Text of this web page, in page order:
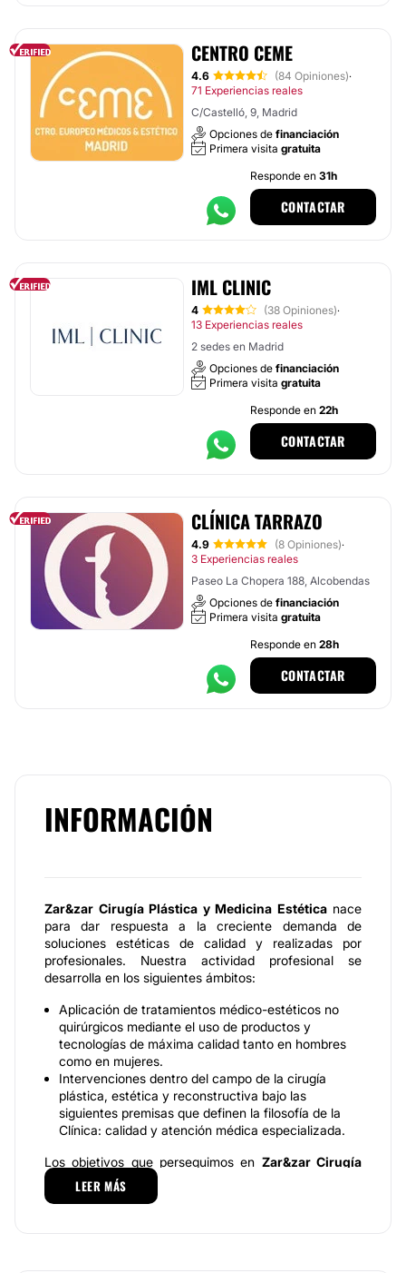
CENTRO CEME
4.6 (84 Opiniones)·
71 Experiencias reales
C/Castelló, 9, Madrid
Opciones de financiación
Primera visita gratuita
Responde en 31h
CONTACTAR
IML CLINIC
4 (38 Opiniones)·
13 Experiencias reales
2 sedes en Madrid
Opciones de financiación
Primera visita gratuita
Responde en 22h
CONTACTAR
CLÍNICA TARRAZO
4.9 (8 Opiniones)·
3 Experiencias reales
Paseo La Chopera 188, Alcobendas
Opciones de financiación
Primera visita gratuita
Responde en 28h
CONTACTAR
INFORMACIÓN
Zar&zar Cirugía Plástica y Medicina Estéticanace
para dar respuesta a la creciente demanda de
soluciones estéticas de calidad y realizadas por
profesionales. Nuestra actividad profesional se
desarrolla en los siguientes ámbitos:
Aplicación de tratamientos médico-estéticos no
quirúrgicos mediante el uso de productos y
tecnologías de máxima calidad tanto en hombres
como en mujeres.
Intervenciones dentro del campo de la cirugía
plástica, estética y reconstructiva bajo las
siguientes premisas que definen la filosofía de la
Clínica: calidad y atención médica especializada.
Los objetivos que perseguimos en Zar&zar Cirugía
Plástica y Medicina Estética
LEER MÁS